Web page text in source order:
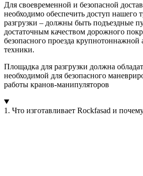
Для своевременной и безопасной
необходимо обеспечить доступ нашего
разгрузки – должны быть подъездные
достаточным качеством дорожного
безопасного проезда крупнотоннажной
техники.
Площадка для разгрузки должна
необходимой для безопасного
работы кранов-манипуляторов
1. Что изготавливает Rockfasad и